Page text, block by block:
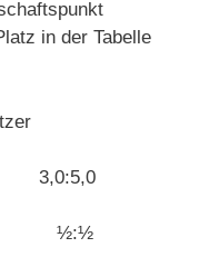
in der Tabelle
2 3,0:5,0
½:½